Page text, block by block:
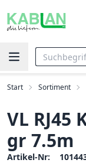
Start Sortiment
VL RJ45
gr 7.5m
Artikel-Nr: